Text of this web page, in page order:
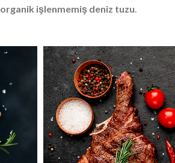
organik işlenmemiş deniz tuzu